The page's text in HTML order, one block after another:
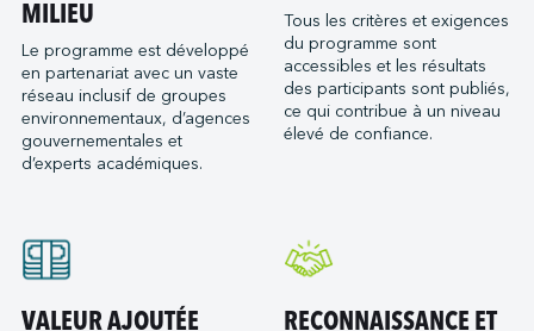
MILIEU
Le programme est développé
en partenariat avec un vaste
réseau inclusif de groupes
environnementaux, d’agences
gouvernementales et
d’experts académiques.
Tous les critères et exigences
du programme sont
accessibles et les résultats
des participants sont publiés,
ce qui contribue à un niveau
élevé de confiance.
VALEUR AJOUTÉE
RECONNAISSANCE ET